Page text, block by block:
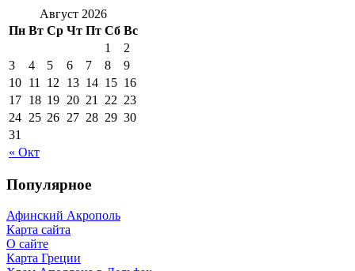
Август 2026
Пн Вт Ср Чт Пт Сб Вс
« Окт
1
2
3
4 5 6 7 8
9
10 11 12 13 14 15 16
17 18 19 20 21 22 23
24 25 26 27 28 29 30
31
Популярное
Афинский Акрополь
Карта сайта
О сайте
Карта Греции